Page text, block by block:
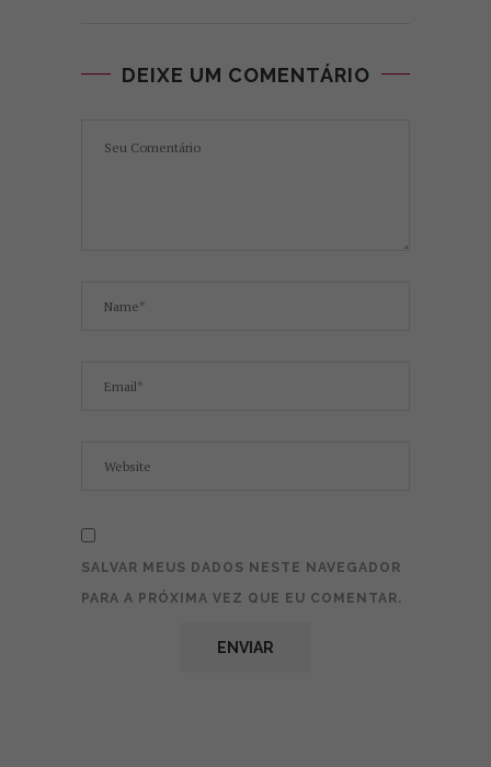
DEIXE UM COMENTÁRIO
SALVAR MEUS DADOS NESTE NAVEGADOR
PARA A PRÓXIMA VEZ QUE EU COMENTAR.